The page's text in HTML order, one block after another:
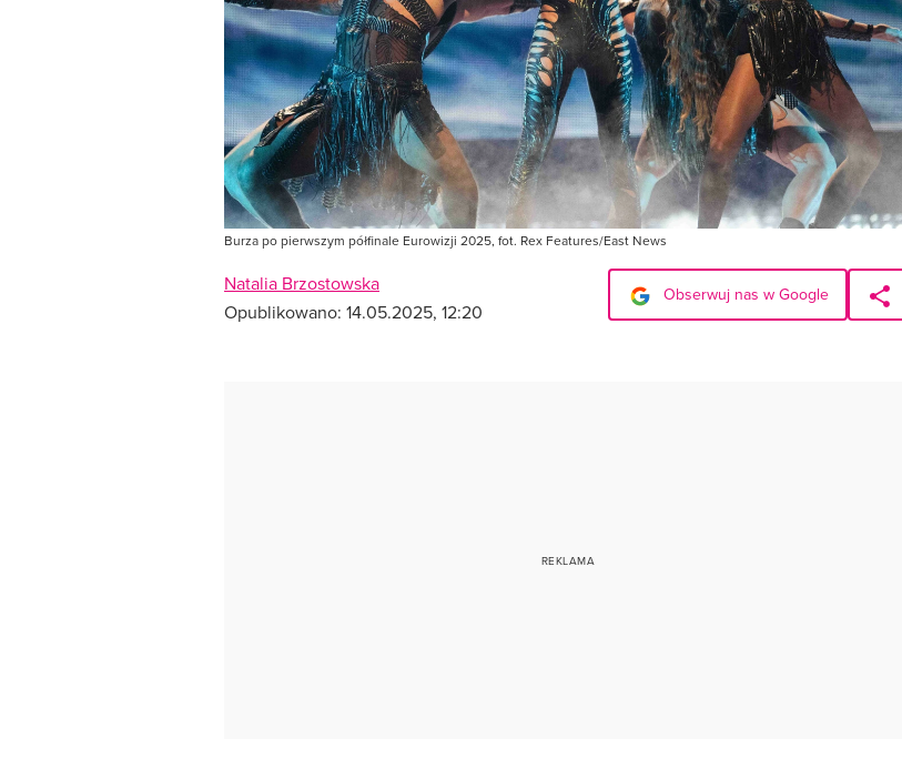
Burza po pierwszym półfinale Eurowizji 2025, fot. Rex Features/East News
Natalia Brzostowska
Opublikowano: 14.05.2025, 12:20
Obserwuj nas w Google